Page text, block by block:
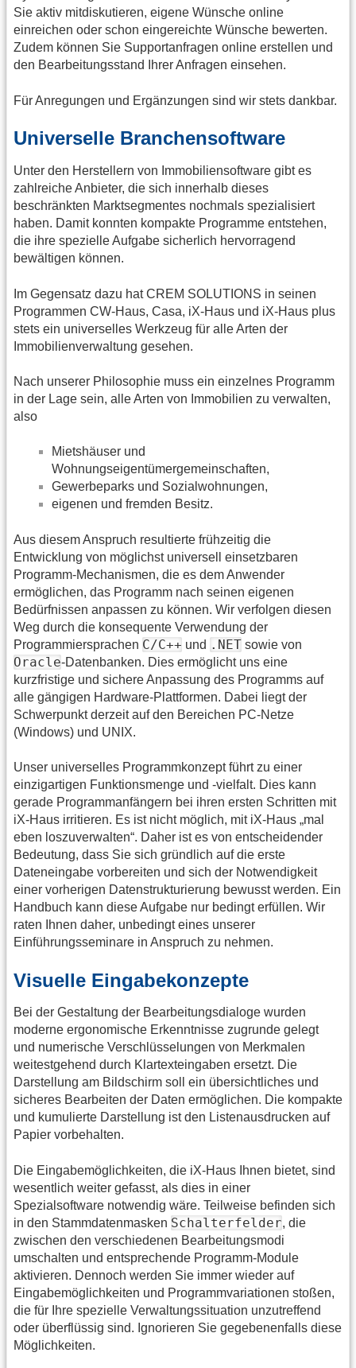
Sie aktiv mitdiskutieren, eigene Wünsche online
einreichen oder schon eingereichte Wünsche bewerten.
Zudem können Sie Supportanfragen online erstellen und
den Bearbeitungsstand Ihrer Anfragen einsehen.
Für Anregungen und Ergänzungen sind wir stets dankbar.
Universelle Branchensoftware
Unter den Herstellern von Immobiliensoftware gibt es
zahlreiche Anbieter, die sich innerhalb dieses
beschränkten Marktsegmentes nochmals spezialisiert
haben. Damit konnten kompakte Programme entstehen,
die ihre spezielle Aufgabe sicherlich hervorragend
bewältigen können.
Im Gegensatz dazu hat CREM SOLUTIONS in seinen
Programmen CW-Haus, Casa, iX-Haus und iX-Haus plus
stets ein universelles Werkzeug für alle Arten der
Immobilienverwaltung gesehen.
Nach unserer Philosophie muss ein einzelnes Programm
in der Lage sein, alle Arten von Immobilien zu verwalten,
also
Mietshäuser und
Wohnungseigentümergemeinschaften,
Gewerbeparks und Sozialwohnungen,
eigenen und fremden Besitz.
Aus diesem Anspruch resultierte frühzeitig die
Entwicklung von möglichst universell einsetzbaren
Programm-Mechanismen, die es dem Anwender
ermöglichen, das Programm nach seinen eigenen
Bedürfnissen anpassen zu können. Wir verfolgen diesen
Weg durch die konsequente Verwendung der
Programmiersprachen C/C++ und .NET sowie von
Oracle-Datenbanken. Dies ermöglicht uns eine
kurzfristige und sichere Anpassung des Programms auf
alle gängigen Hardware-Plattformen. Dabei liegt der
Schwerpunkt derzeit auf den Bereichen PC-Netze
(Windows) und UNIX.
Unser universelles Programmkonzept führt zu einer
einzigartigen Funktionsmenge und -vielfalt. Dies kann
gerade Programmanfängern bei ihren ersten Schritten mit
iX-Haus irritieren. Es ist nicht möglich, mit iX-Haus „mal
eben loszuverwalten“. Daher ist es von entscheidender
Bedeutung, dass Sie sich gründlich auf die erste
Dateneingabe vorbereiten und sich der Notwendigkeit
einer vorherigen Datenstrukturierung bewusst werden. Ein
Handbuch kann diese Aufgabe nur bedingt erfüllen. Wir
raten Ihnen daher, unbedingt eines unserer
Einführungsseminare in Anspruch zu nehmen.
Visuelle Eingabekonzepte
Bei der Gestaltung der Bearbeitungsdialoge wurden
moderne ergonomische Erkenntnisse zugrunde gelegt
und numerische Verschlüsselungen von Merkmalen
weitestgehend durch Klartexteingaben ersetzt. Die
Darstellung am Bildschirm soll ein übersichtliches und
sicheres Bearbeiten der Daten ermöglichen. Die kompakte
und kumulierte Darstellung ist den Listenausdrucken auf
Papier vorbehalten.
Die Eingabemöglichkeiten, die iX-Haus Ihnen bietet, sind
wesentlich weiter gefasst, als dies in einer
Spezialsoftware notwendig wäre. Teilweise befinden sich
in den Stammdatenmasken Schalterfelder, die
zwischen den verschiedenen Bearbeitungsmodi
umschalten und entsprechende Programm-Module
aktivieren. Dennoch werden Sie immer wieder auf
Eingabemöglichkeiten und Programmvariationen stoßen,
die für Ihre spezielle Verwaltungssituation unzutreffend
oder überflüssig sind. Ignorieren Sie gegebenenfalls diese
Möglichkeiten.